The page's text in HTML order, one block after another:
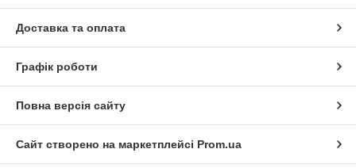
Доставка та оплата
Графік роботи
Повна версія сайту
Сайт створено на маркетплейсі Prom.ua